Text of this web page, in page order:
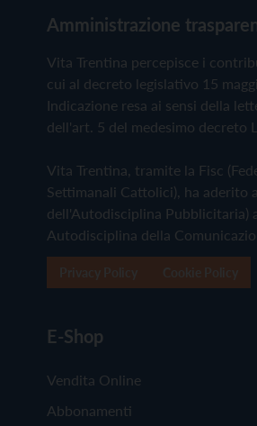
Amministrazione
Vita Trentina percepisce i
cui al decreto legislativo 15
Indicazione resa ai sensi della
dell'art. 5 del medesimo decreto
Vita Trentina, tramite la Fisc
Settimanali Cattolici), ha aderito
dell'Autodisciplina Pubblicitaria)
Autodisciplina della
E-Shop
Vendita Online
Abbonamenti